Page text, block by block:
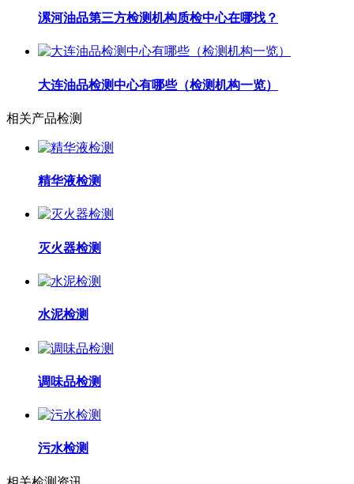
漯河油品第三方检测机构质检中心在哪找？
大连油品检测中心有哪些（检测机构一览）
相关产品检测
精华液检测
灭火器检测
水泥检测
调味品检测
污水检测